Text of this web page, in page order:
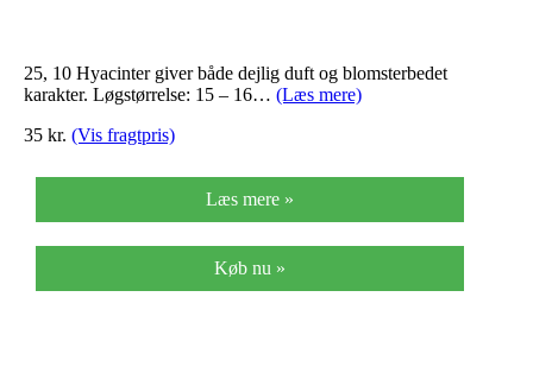
Hyacinthus
Carnegie
25, 10 Hyacinter giver både dejlig duft og blomsterbedet
karakter. Løgstørrelse: 15 – 16… (Læs mere)
35 kr. (Vis fragtpris)
Læs mere »
Køb nu »